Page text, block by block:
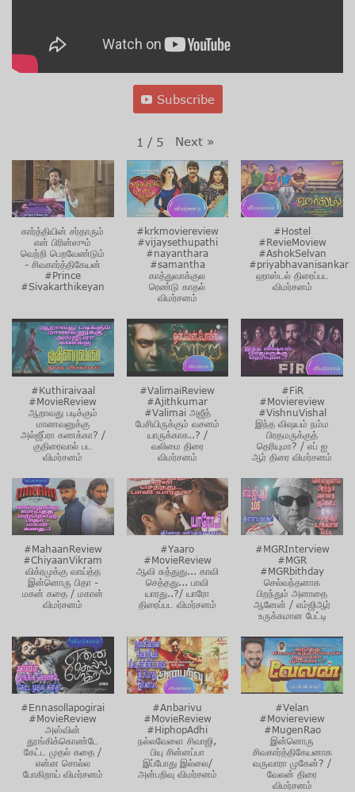
Subscribe
1 / 5 Next »
கார்த்தியின் சர்தாரும்
என் பிரின்ஸும்
வெற்றி பெறவேண்டும்
- சிவகார்த்திகேயன்
#Prince
#Sivakarthikeyan
#krkmoviereview
#vijaysethupathi
#nayanthara
#samantha
காத்துவாக்குல
ரெண்டு காதல்
விமர்சனம்
#Hostel
#RevieMoview
#AshokSelvan
#priyabhavanisankar
ஹாஸ்டல் திரைப்பட
விமர்சனம்
#Kuthiraivaal
#MovieReview
ஆறாவது படிக்கும்
மாணவனுக்கு
அல்ஜீப்ரா கணக்கா? /
குதிரைவால் பட
விமர்சனம்
#ValimaiReview
#Ajithkumar
#Valimai அஜீத்
பேசியிருக்கும் வசனம்
யாருக்காக..? /
வலிமை திரை
விமர்சனம்
#FiR
#Moviereview
#VishnuVishal
இந்த விஷயம் நம்ம
பிரதமருக்குத்
தெரியுமா? / எப் ஐ
ஆர் திரை விமர்சனம்
#MahaanReview
#ChiyaanVikram
விக்ரமுக்கு வாய்த்த
இன்னொரு பிதா -
மகன் கதை / மகான்
விமர்சனம்
#Yaaro
#MovieReview
ஆவி சுத்துது... காவி
செத்தது... பாவி
யாரது..?/ யாரோ
திரைப்பட விமர்சனம்
#MGRInterview
#MGR
#MGRbithday
செல்வந்தனாக
பிறந்தும் அனாதை
ஆனேன் / எம்ஜிஆர்
உருக்கமான பேட்டி
#Ennasollapogirai
#MovieReview
அஸ்வின்
தூங்கிக்கொண்டே
கேட்ட முதல் கதை /
என்ன சொல்ல
போகிறாய் விமர்சனம்
#Anbarivu
#MovieReview
#HiphopAdhi
நல்லவேளை சிவாஜி,
பியு சின்னப்பா
இப்போது இல்லை/
அன்பறிவு விமர்சனம்
#Velan
#Moviereview
#MugenRao
இன்னொரு
சிவகார்த்திகேயனாக
வருவாரா முகேன்? /
வேலன் திரை
விமர்சனம்